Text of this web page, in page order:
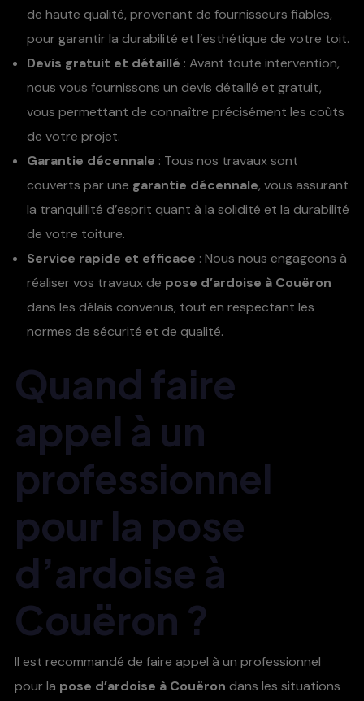
de haute qualité, provenant de fournisseurs fiables,
pour garantir la durabilité et l’esthétique de votre toit.
Devis gratuit et détaillé : Avant toute intervention,
nous vous fournissons un devis détaillé et gratuit,
vous permettant de connaître précisément les coûts
de votre projet.
Garantie décennale : Tous nos travaux sont
couverts par une garantie décennale, vous assurant
la tranquillité d’esprit quant à la solidité et la durabilité
de votre toiture.
Service rapide et efficace : Nous nous engageons à
réaliser vos travaux de pose d’ardoise à Couëron
dans les délais convenus, tout en respectant les
normes de sécurité et de qualité.
Quand faire
appel à un
professionnel
pour la pose
d’ardoise à
Couëron ?
Il est recommandé de faire appel à un professionnel
pour la pose d’ardoise à Couëron dans les situations